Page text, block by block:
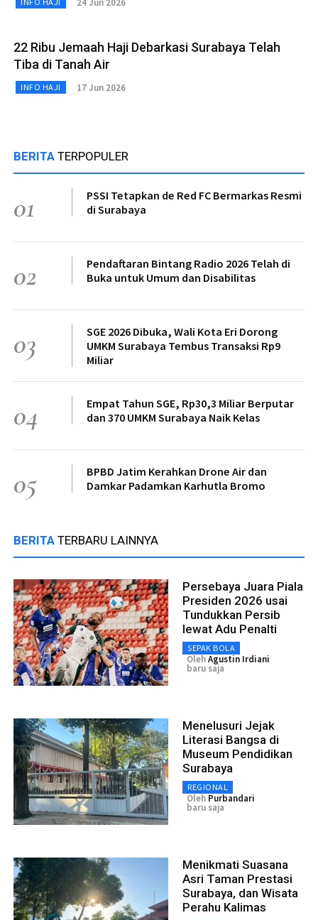
22 Ribu Jemaah Haji Debarkasi Surabaya Telah
Tiba di Tanah Air
INFO HAJI 17 Jun 2026
BERITA TERPOPULER
01
PSSI Tetapkan de Red FC Bermarkas Resmi
di Surabaya
02
Pendaftaran Bintang Radio 2026 Telah di
Buka untuk Umum dan Disabilitas
03
SGE 2026 Dibuka, Wali Kota Eri Dorong
UMKM Surabaya Tembus Transaksi Rp9
Miliar
04
Empat Tahun SGE, Rp30,3 Miliar Berputar
dan 370 UMKM Surabaya Naik Kelas
05
BPBD Jatim Kerahkan Drone Air dan
Damkar Padamkan Karhutla Bromo
BERITA TERBARU LAINNYA
Persebaya Juara Piala
Presiden 2026 usai
Tundukkan Persib
lewat Adu Penalti
SEPAK BOLA
OlehAgustin Irdiani
baru saja
Menelusuri Jejak
Literasi Bangsa di
Museum Pendidikan
Surabaya
REGIONAL
Oleh Purbandari
baru saja
Menikmati Suasana
Asri Taman Prestasi
Surabaya, dan Wisata
Perahu Kalimas